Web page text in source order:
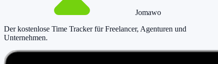
Jomawo
Der kostenlose Time Tracker für Freelancer, Agenturen und
Unternehmen.